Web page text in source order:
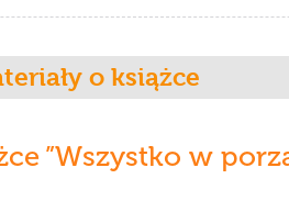
o książce
”Wszystko w